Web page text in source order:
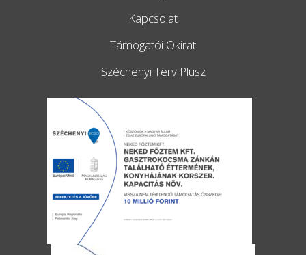
Kapcsolat
Támogatói Okirat
Széchenyi Terv Plusz